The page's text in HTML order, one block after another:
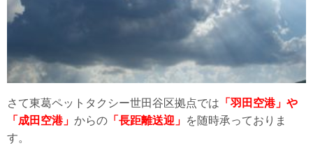
さて東葛ペットタクシー世田谷区拠点では 「羽田空港」や
「成田空港」 からの 「長距離送迎」 を随時承っておりま
す。